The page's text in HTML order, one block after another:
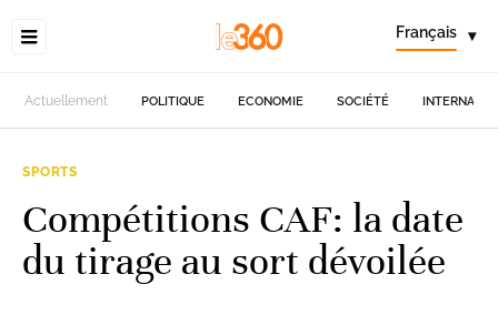
Français ▾
Actuellement POLITIQUE ECONOMIE SOCIÉTÉ
SPORTS
Compétitions CAF: la date
du tirage au sort dévoilée